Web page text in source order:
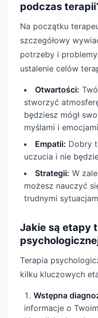
podczas
Na początku
szczegółowy
potrzeby i
ustalenie celów
Otwartości:
stworzyć
będziesz mógł
myślami i
Empatii: Dobry
uczucia i nie
Strategii: W
możesz nauczyć
trudnymi
Jakie są etapy
Terapia
kilku kluczowych
Wstępna
informacje o